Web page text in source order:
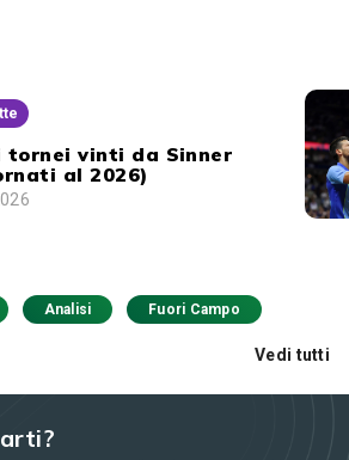
vinti da Sinner
al 2026)
Analisi Fuori Campo
Vedi tutti